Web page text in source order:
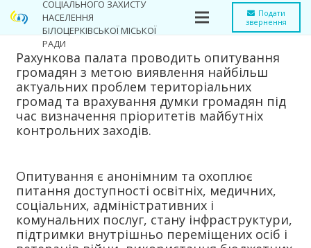
СОЦІАЛЬНОГО ЗАХИСТУ
НАСЕЛЕННЯ
БІЛОЦЕРКІВСЬКОЇ МІСЬКОЇ
РАДИ
Подати
звернення
Рахункова палата проводить опитування
громадян з метою виявлення найбільш
актуальних проблем територіальних
громад та врахування думки громадян під
час визначення пріоритетів майбутніх
контрольних заходів.
Опитування є анонімним та охоплює
питання доступності освітніх, медичних,
соціальних, адміністративних і
комунальних послуг, стану інфраструктури,
підтримки внутрішньо переміщених осіб і